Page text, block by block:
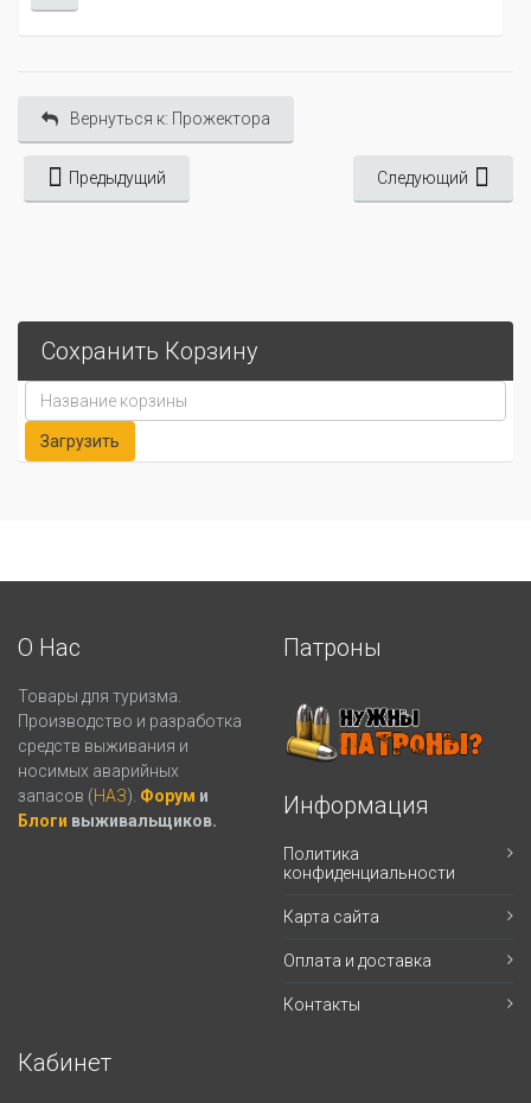
Вернуться к: Прожектора
Предыдущий Следующий
Сохранить Корзину
О Нас
Товары для туризма.
Производство и разработка
средств выживания и
носимых аварийных
запасов (НАЗ). Форум и
Блоги выживальщиков.
Патроны
Информация
Политика
конфиденциальности
Карта сайта
Оплата и доставка
Контакты
Кабинет